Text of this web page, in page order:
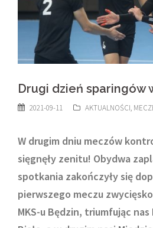
Drugi dzień sparingów
2021-09-11 AKTUALNOŚCI,
W drugim dniu meczów
sięgnęły zenitu! Obydwa
spotkania zakończyły się
pierwszego meczu
MKS-u Będzin, triumfując